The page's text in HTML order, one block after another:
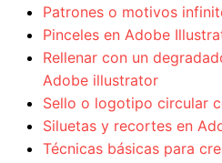
Patrones o motivos
Pinceles en Adobe
Rellenar con un
Adobe illustrator
Sello o logotipo circular
Siluetas y recortes en
Técnicas básicas para